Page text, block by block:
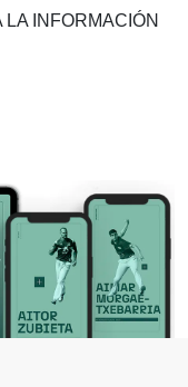
INFORMACIÓN